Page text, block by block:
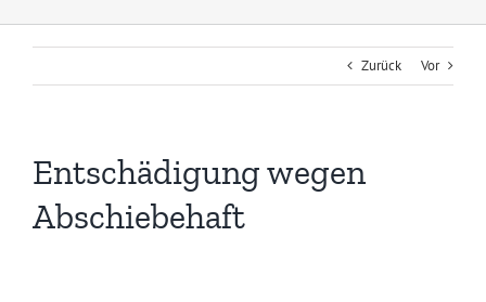
Zurück Vor
Entschädigung wegen
Abschiebehaft